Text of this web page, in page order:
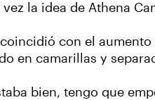
la idea de Athena
con el
en camarillas y
bien, tengo que